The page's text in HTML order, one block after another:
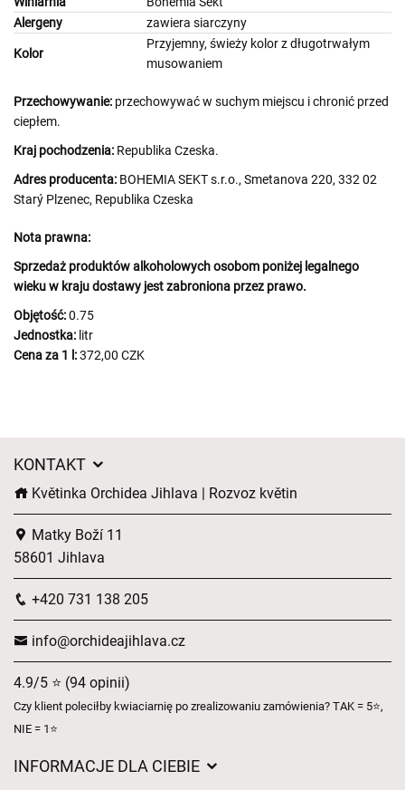
Alergeny
zawiera siarczyny
Kolor
Przyjemny, świeży kolor z długotrwałym
musowaniem
Przechowywanie: przechowywać w suchym miejscu i chronić przed
ciepłem.
Kraj pochodzenia: Republika Czeska.
Adres producenta: BOHEMIA SEKT s.r.o., Smetanova 220, 332 02
Starý Plzenec, Republika Czeska
Nota prawna:
Sprzedaż produktów alkoholowych osobom poniżej legalnego
wieku w kraju dostawy jest zabroniona przez prawo.
Objętość:0.75
Jednostka: litr
Cena za 1 l:372,00 CZK
KONTAKT
Květinka Orchidea Jihlava | Rozvoz květin
Matky Boží 11
58601 Jihlava
+420 731 138 205
info@orchideajihlava.cz
4.9/5 ⭐ (94 opinii)
Czy klient poleciłby kwiaciarnię po zrealizowaniu zamówienia? TAK = 5⭐,
NIE = 1⭐
INFORMACJE DLA CIEBIE